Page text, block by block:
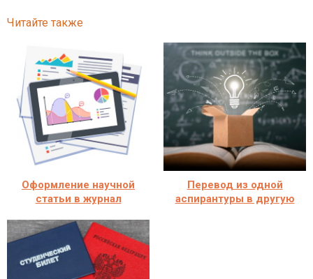
Читайте также
Оформление научной
статьи в журнал
Перевод из одной
аспирантуры в другую